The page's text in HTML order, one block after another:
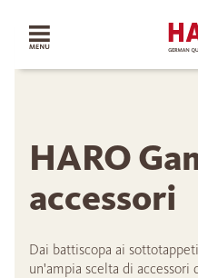
HARO
accessori
Dai battiscopa ai
un'ampia scelta di accessori